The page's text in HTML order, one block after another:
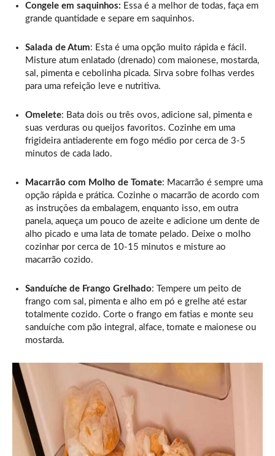
Congele em saquinhos: Essa é a melhor de todas, faça em
grande quantidade e separe em saquinhos.
Salada de Atum: Esta é uma opção muito rápida e fácil.
Misture atum enlatado (drenado) com maionese, mostarda,
sal, pimenta e cebolinha picada. Sirva sobre folhas verdes
para uma refeição leve e nutritiva.
Omelete: Bata dois ou três ovos, adicione sal, pimenta e
suas verduras ou queijos favoritos. Cozinhe em uma
frigideira antiaderente em fogo médio por cerca de 3-5
minutos de cada lado.
Macarrão com Molho de Tomate: Macarrão é sempre uma
opção rápida e prática. Cozinhe o macarrão de acordo com
as instruções da embalagem, enquanto isso, em outra
panela, aqueça um pouco de azeite e adicione um dente de
alho picado e uma lata de tomate pelado. Deixe o molho
cozinhar por cerca de 10-15 minutos e misture ao
macarrão cozido.
Sanduíche de Frango Grelhado: Tempere um peito de
frango com sal, pimenta e alho em pó e grelhe até estar
totalmente cozido. Corte o frango em fatias e monte seu
sanduíche com pão integral, alface, tomate e maionese ou
mostarda.